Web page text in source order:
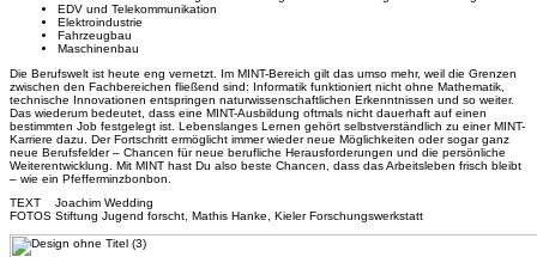
EDV und Telekommunikation
Elektroindustrie
Fahrzeugbau
Maschinenbau
Die Berufswelt ist heute eng vernetzt. Im MINT-Bereich gilt das umso mehr, weil die Grenzen
zwischen den Fachbereichen fließend sind: Informatik funktioniert nicht ohne Mathematik,
technische Innovationen entspringen naturwissenschaftlichen Erkenntnissen und so weiter.
Das wiederum bedeutet, dass eine MINT-Ausbildung oftmals nicht dauerhaft auf einen
bestimmten Job festgelegt ist. Lebenslanges Lernen gehört selbstverständlich zu einer MINT-
Karriere dazu. Der Fortschritt ermöglicht immer wieder neue Möglichkeiten oder sogar ganz
neue Berufsfelder – Chancen für neue berufliche Herausforderungen und die persönliche
Weiterentwicklung. Mit MINT hast Du also beste Chancen, dass das Arbeitsleben frisch bleibt
– wie ein Pfefferminzbonbon.
TEXT Joachim Wedding
FOTOS Stiftung Jugend forscht, Mathis Hanke, Kieler Forschungswerkstatt